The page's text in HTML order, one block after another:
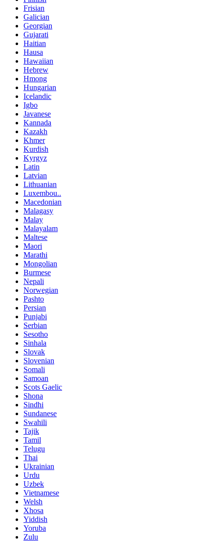
Frisian
Galician
Georgian
Gujarati
Haitian
Hausa
Hawaiian
Hebrew
Hmong
Hungarian
Icelandic
Igbo
Javanese
Kannada
Kazakh
Khmer
Kurdish
Kyrgyz
Latin
Latvian
Lithuanian
Luxembou..
Macedonian
Malagasy
Malay
Malayalam
Maltese
Maori
Marathi
Mongolian
Burmese
Nepali
Norwegian
Pashto
Persian
Punjabi
Serbian
Sesotho
Sinhala
Slovak
Slovenian
Somali
Samoan
Scots Gaelic
Shona
Sindhi
Sundanese
Swahili
Tajik
Tamil
Telugu
Thai
Ukrainian
Urdu
Uzbek
Vietnamese
Welsh
Xhosa
Yiddish
Yoruba
Zulu